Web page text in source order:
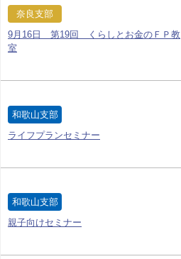
奈良支部
9月16日 第19回 くらしとお金のＦＰ教
室
和歌山支部
ライフプランセミナー
和歌山支部
親子向けセミナー